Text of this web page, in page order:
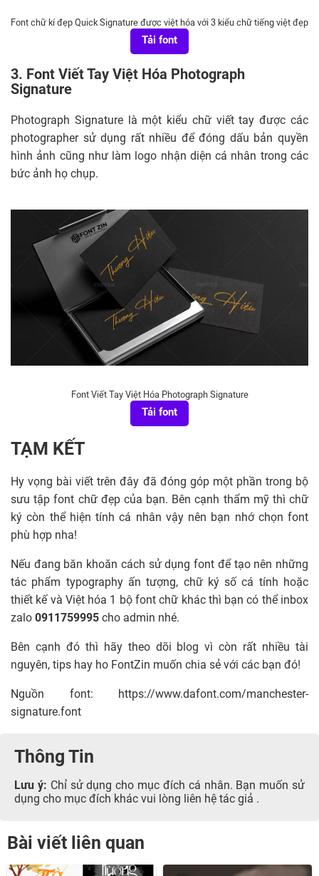
Font chữ kí đẹp Quick Signature được việt hóa với 3 kiểu chữ tiếng việt đẹp
Tải font
3. Font Viết Tay Việt Hóa Photograph
Signature
Photograph Signature là một kiểu chữ viết tay được các
photographer sử dụng rất nhiều để đóng dấu bản quyền
hình ảnh cũng như làm logo nhận diện cá nhân trong các
bức ảnh họ chụp.
Font Viết Tay Việt Hóa Photograph Signature
Tải font
TẠM KẾT
Hy vọng bài viết trên đây đã đóng góp một phần trong bộ
sưu tập font chữ đẹp của bạn. Bên cạnh thẩm mỹ thì chữ
ký còn thể hiện tính cá nhân vậy nên bạn nhớ chọn font
phù hợp nha!
Nếu đang băn khoăn cách sử dụng font để tạo nên những
tác phẩm typography ấn tượng, chữ ký số cá tính hoặc
thiết kế và Việt hóa 1 bộ font chữ khác thì bạn có thể inbox
zalo 0911759995 cho admin nhé.
Bên cạnh đó thì hãy theo dõi blog vì còn rất nhiều tài
nguyên, tips hay ho FontZin muốn chia sẻ với các bạn đó!
Nguồn font: https://www.dafont.com/manchester-
signature.font
Thông Tin
Lưu ý: Chỉ sử dụng cho mục đích cá nhân. Bạn muốn sử
dụng cho mục đích khác vui lòng liên hệ tác giả .
Bài viết liên quan